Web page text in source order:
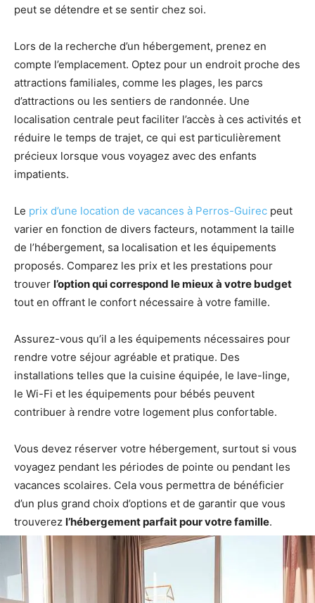
peut se détendre et se sentir chez soi.
Lors de la recherche d’un hébergement, prenez en
compte l’emplacement. Optez pour un endroit proche des
attractions familiales, comme les plages, les parcs
d’attractions ou les sentiers de randonnée. Une
localisation centrale peut faciliter l’accès à ces activités et
réduire le temps de trajet, ce qui est particulièrement
précieux lorsque vous voyagez avec des enfants
impatients.
Le prix d’une location de vacances à Perros-Guirec peut
varier en fonction de divers facteurs, notamment la taille
de l’hébergement, sa localisation et les équipements
proposés. Comparez les prix et les prestations pour
trouver l’option qui correspond le mieux à votre budget
tout en offrant le confort nécessaire à votre famille.
Assurez-vous qu’il a les équipements nécessaires pour
rendre votre séjour agréable et pratique. Des
installations telles que la cuisine équipée, le lave-linge,
le Wi-Fi et les équipements pour bébés peuvent
contribuer à rendre votre logement plus confortable.
Vous devez réserver votre hébergement, surtout si vous
voyagez pendant les périodes de pointe ou pendant les
vacances scolaires. Cela vous permettra de bénéficier
d’un plus grand choix d’options et de garantir que vous
trouverez l’hébergement parfait pour votre famille.